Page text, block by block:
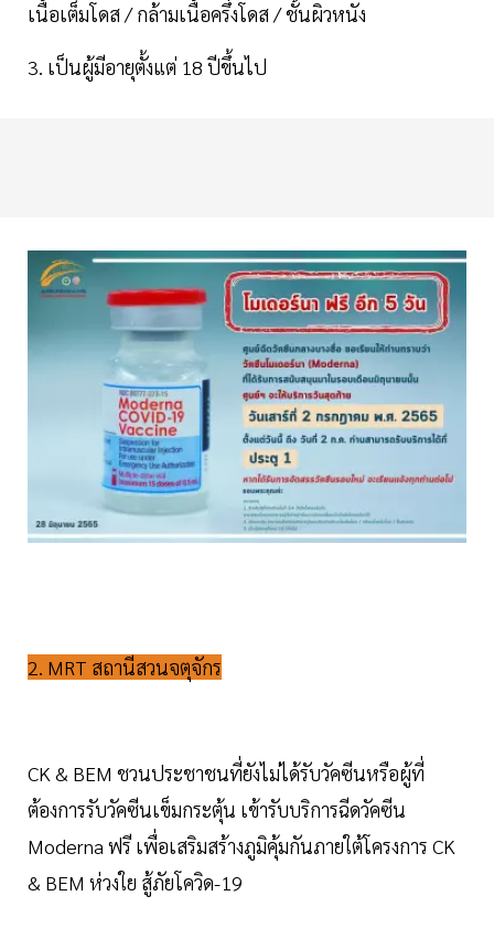
เนื้อเต็มโดส / กล้ามเนื้อครึ่งโดส / ชั้นผิวหนัง
3. เป็นผู้มีอายุตั้งแต่ 18 ปีขึ้นไป
2. MRT สถานีสวนจตุจักร
CK & BEM ชวนประชาชนที่ยังไม่ได้รับวัคซีนหรือผู้ที่
ต้องการรับวัคซีนเข็มกระตุ้น เข้ารับบริการฉีดวัคซีน
Moderna ฟรี เพื่อเสริมสร้างภูมิคุ้มกันภายใต้โครงการ CK
& BEM ห่วงใย สู้ภัยโควิด-19